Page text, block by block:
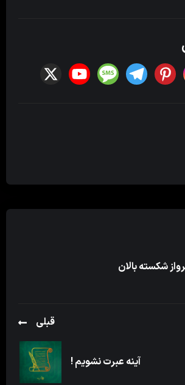
شکسته بالان
قبلی
آینه عبرت نشویم !